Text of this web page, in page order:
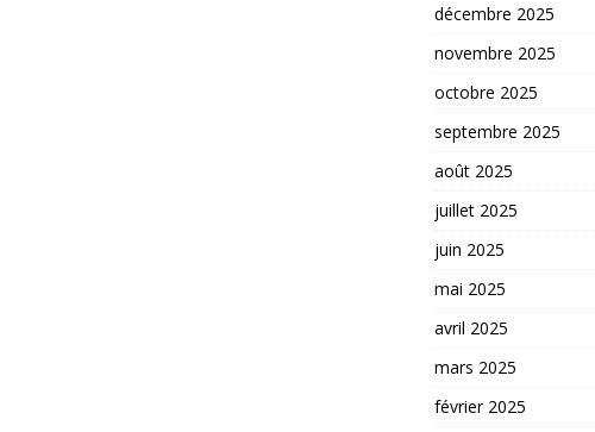
décembre 2025
novembre 2025
octobre 2025
septembre 2025
août 2025
juillet 2025
juin 2025
mai 2025
avril 2025
mars 2025
février 2025